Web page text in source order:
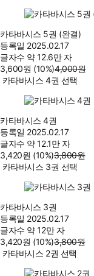
카타바시스 5권 (완결)
등록일 2025.02.17
글자수 약 12.6만 자
3,600원 (10%)4,000원
카타바시스 4권 선택
카타바시스 4권
등록일 2025.02.17
글자수 약 12.1만 자
3,420원 (10%)3,800원
카타바시스 3권 선택
카타바시스 3권
등록일 2025.02.17
글자수 약 12만 자
3,420원 (10%)3,800원
카타바시스 2권 선택